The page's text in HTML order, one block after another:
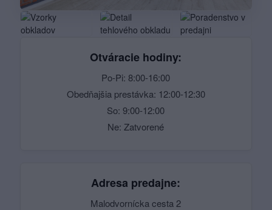
Otváracie hodiny:
Po-Pi: 8:00-16:00
Obedňajšia prestávka: 12:00-12:30
So: 9:00-12:00
Ne: Zatvorené
Adresa predajne:
Malodvornícka cesta 2